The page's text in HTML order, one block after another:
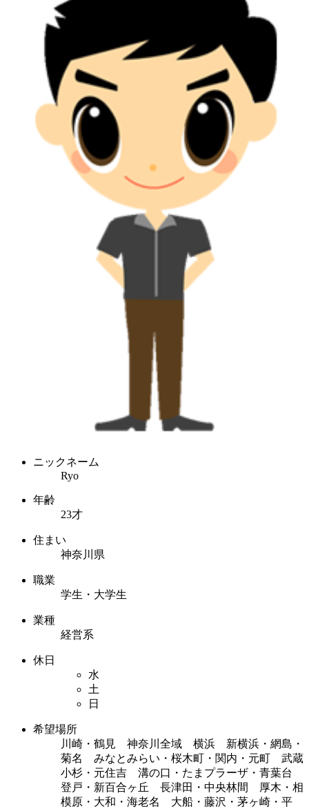
ニックネーム
Ryo
年齢
23才
住まい
神奈川県
職業
学生・大学生
業種
経営系
休日
水
土
日
希望場所
川崎・鶴見 神奈川全域 横浜 新横浜・網島・
菊名 みなとみらい・桜木町・関内・元町 武蔵
小杉・元住吉 溝の口・たまプラーザ・青葉台
登戸・新百合ヶ丘 長津田・中央林間 厚木・相
模原・大和・海老名 大船・藤沢・茅ヶ崎・平